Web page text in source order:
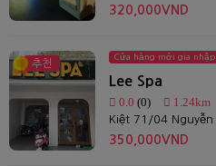
320,000VND
추천
Cửa hàng mới gia nhập
Lee Spa
0.0 (0) 1.24km
350,000VND